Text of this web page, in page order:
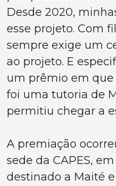
Desde 2020,
esse projeto. Com
sempre exige um
ao projeto. E
um prêmio em
foi uma tutoria de
permitiu chegar a
A premiação
sede da CAPES,
destinado a Maité